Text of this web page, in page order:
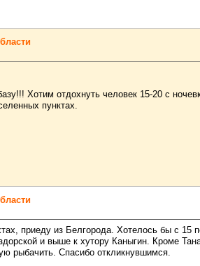
Хотим отдохнуть человек 15-20 с
пунктах.
приеду из Белгорода. Хотелось бы с 15
и выше к хутору Каныгин. Кроме
рыбачить. Спасибо откликнувшимся.